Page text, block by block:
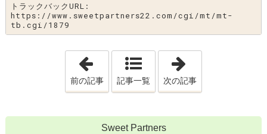
トラックバックURL:
https://www.sweetpartners22.com/cgi/mt/mt-
tb.cgi/1879
見えないライバルから勝ち残るための
前の記事 記事一覧 次の記事
Sweet Partners